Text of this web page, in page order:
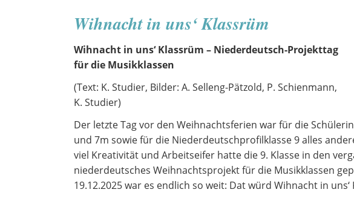
–
Krimi
in
Smoking
Wihnacht in uns‘ Klassrüm
Wihnacht in uns‘ Klassrüm – Niederdeutsch-Projekttag
für die Musikklassen
(Text: K. Studier, Bilder: A. Selleng-Pätzold, P. Schienmann,
K. Studier)
Der letzte Tag vor den Weihnachtsferien war für die
und 7m sowie für die Niederdeutschprofilklasse 9 alles
viel Kreativität und Arbeitseifer hatte die 9. Klasse in den
niederdeutsches Weihnachtsprojekt für die Musikklassen
19.12.2025 war es endlich so weit: Dat würd Wihnacht in uns‘